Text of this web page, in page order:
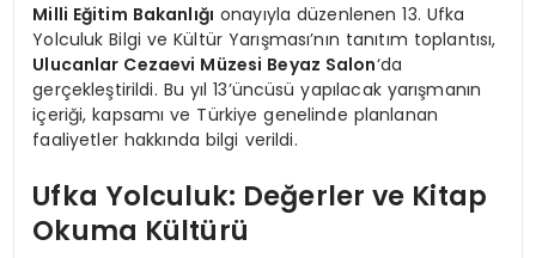
Milli Eğitim Bakanlığı onayıyla düzenlenen 13. Ufka
Yolculuk Bilgi ve Kültür Yarışması’nın tanıtım toplantısı,
Ulucanlar Cezaevi Müzesi Beyaz Salon‘da
gerçekleştirildi. Bu yıl 13’üncüsü yapılacak yarışmanın
içeriği, kapsamı ve Türkiye genelinde planlanan
faaliyetler hakkında bilgi verildi.
Ufka Yolculuk: Değerler ve Kitap
Okuma Kültürü